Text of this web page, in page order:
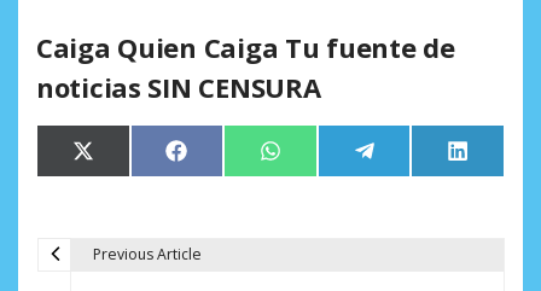
Caiga Quien Caiga Tu fuente de
noticias SIN CENSURA
Compartir
en
X
(Twitter)
Compartir
en
Facebook Compartir
en
WhatsApp Compartir
en
Telegram
en
LinkedIn
Previous Article